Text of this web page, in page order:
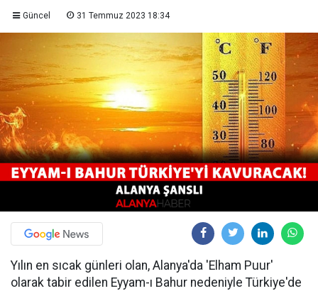
Güncel 31 Temmuz 2023 18:34
Yılın en sıcak günleri olan, Alanya'da 'Elham Puur'
olarak tabir edilen Eyyam-ı Bahur nedeniyle Türkiye'de